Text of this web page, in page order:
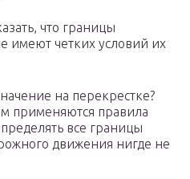
что границы
имеют четких условий их
на перекрестке?
применяются правила
все границы
движения нигде не